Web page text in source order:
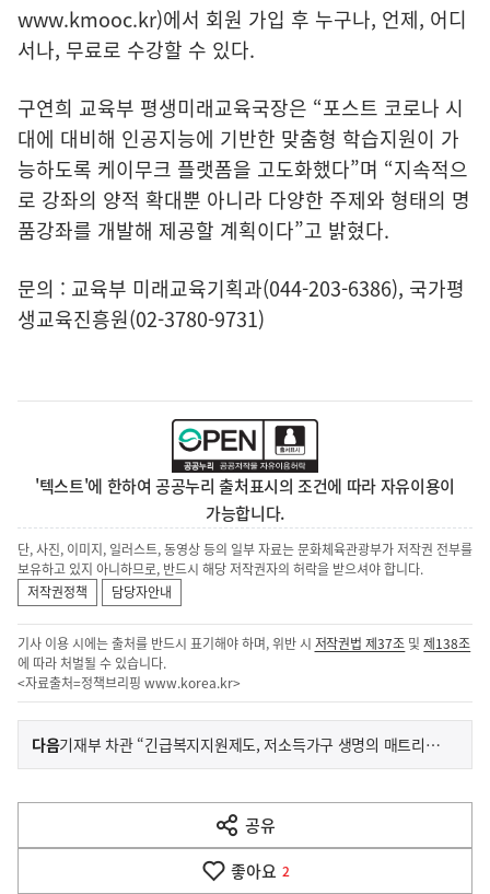
www.kmooc.kr)에서 회원 가입 후 누구나, 언제, 어디
서나, 무료로 수강할 수 있다.
구연희 교육부 평생미래교육국장은 “포스트 코로나 시
대에 대비해 인공지능에 기반한 맞춤형 학습지원이 가
능하도록 케이무크 플랫폼을 고도화했다”며 “지속적으
로 강좌의 양적 확대뿐 아니라 다양한 주제와 형태의 명
품강좌를 개발해 제공할 계획이다”고 밝혔다.
문의 : 교육부 미래교육기획과(044-203-6386), 국가평
생교육진흥원(02-3780-9731)
'텍스트'에 한하여 공공누리 출처표시의 조건에 따라 자유이용이
가능합니다.
단, 사진, 이미지, 일러스트, 동영상 등의 일부 자료는 문화체육관광부가 저작권 전부를
보유하고 있지 아니하므로, 반드시 해당 저작권자의 허락을 받으셔야 합니다.
저작권정책
담당자안내
기사 이용 시에는 출처를 반드시 표기해야 하며, 위반 시 저작권법 제37조 및제138조
에 따라 처벌될 수 있습니다.
<자료출처=정책브리핑 www.korea.kr>
이
전
다
음
다음기
사
기재부 차관 “긴급복지지원제도, 저소득가구 생명의 매트리스 역할”
공유
열
기
좋아요 2